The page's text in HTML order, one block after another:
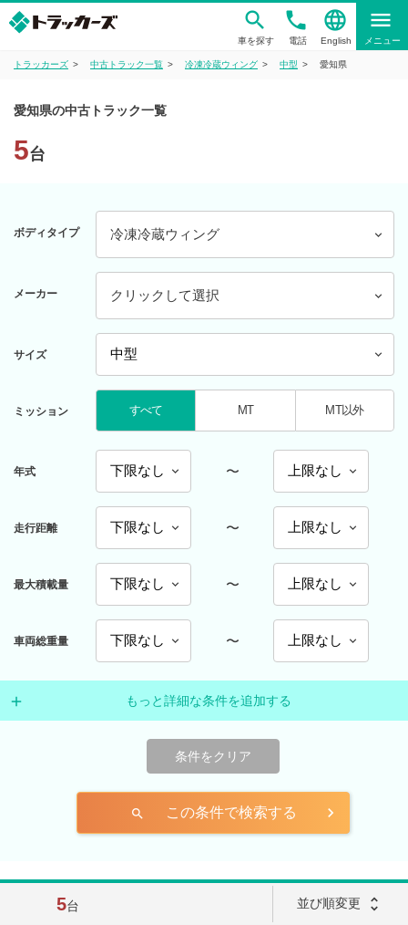
車を探す
phone
電話
language
English
menu
メニュー
トラッカーズ 中古トラック一覧 冷凍冷蔵ウィング 中型 愛知県
愛知県の中古トラック一覧
5台
ボディタイプ 冷凍冷蔵ウィング
メーカー クリックして選択
サイズ
ミッション すべて MT MT以外
年式 〜
走行距離 〜
最大積載量 〜
車両総重量 〜
もっと詳細な条件を追加する
条件をクリア
search この条件で検索する
5台 並び順変更 unfold_more